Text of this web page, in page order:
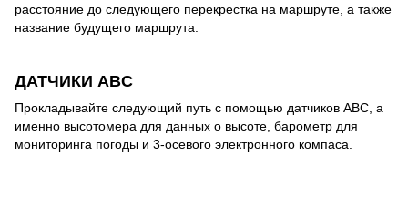
расстояние до следующего перекрестка на маршруте, а также
название будущего маршрута.
ДАТЧИКИ ABC
Прокладывайте следующий путь с помощью датчиков ABC, а
именно высотомера для данных о высоте, барометр для
мониторинга погоды и 3-осевого электронного компаса.